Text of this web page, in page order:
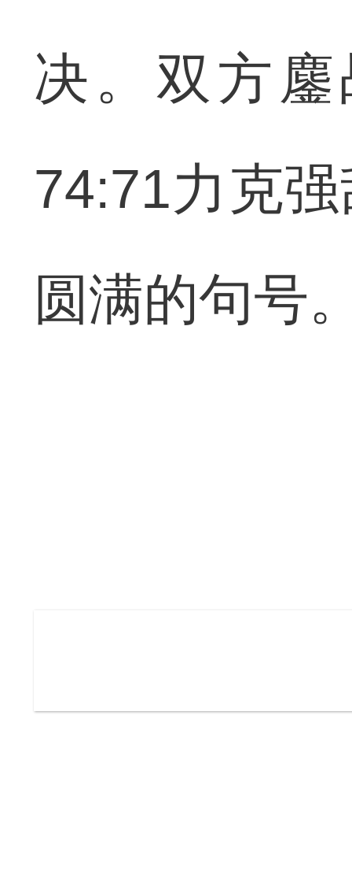
决。双方
74:71力克
圆满的句号